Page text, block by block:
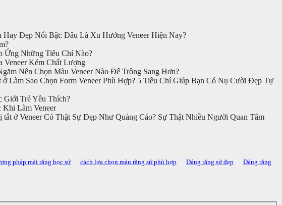
Hay Đẹp Nổi Bật: Đâu Là Xu Hướng Veneer Hiện Nay?
Ứng Những Tiêu Chí Nào?
Veneer Kém Chất Lượng
Nên Chọn Màu Veneer Nào Để Trông Sang Hơn?
ở Làm Sao Chọn Form Veneer Phù Hợp? 5 Tiêu Chí Giúp Bạn Có Nụ Cười Đẹp Tự
Giới Trẻ Yêu Thích?
Làm Veneer
tắt ở Veneer Có Thật Sự Đẹp Như Quảng Cáo? Sự Thật Nhiều Người Quan Tâm
pháp mài răng bọc sứ cách lựa chọn màu răng sứ phù hợp Dáng răng sứ đẹp
Dáng răng